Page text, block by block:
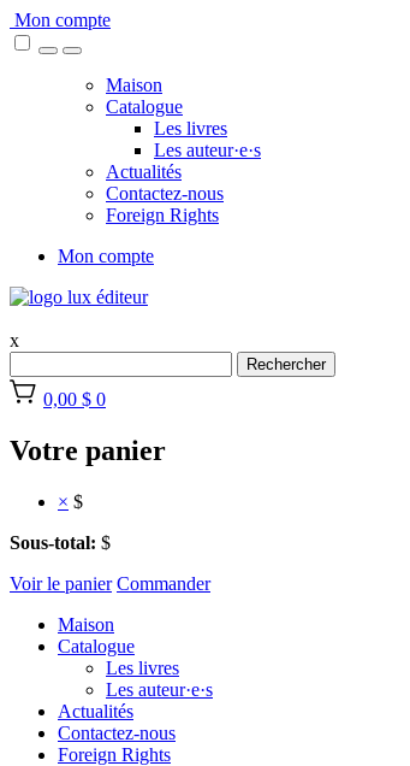
Skip
to
Mon compte
Maison
Catalogue
Les livres
Les auteur·e·s
Actualités
Contactez-nous
Foreign Rights
Mon compte
x
Rechercher
0,00 $ 0
Votre panier
× $
Sous-total: $
Voir le panier Commander
Maison
Catalogue
Les livres
Les auteur·e·s
Actualités
Contactez-nous
Foreign Rights